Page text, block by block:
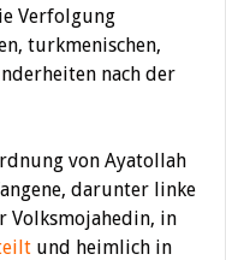
Verfolgung
turkmenischen,
nach der
von Ayatollah
darunter linke
in
und heimlich in